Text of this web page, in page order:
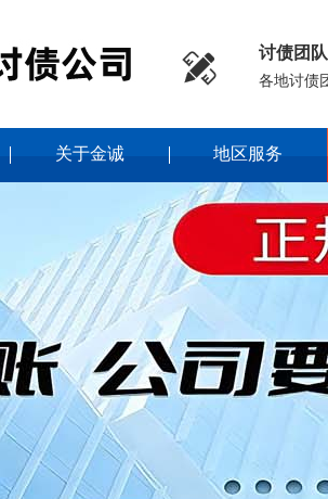
 讨债团队
各地讨债
关于金诚 地区服务